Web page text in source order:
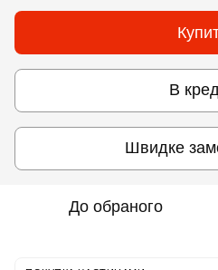
В
Швидке
До обраного